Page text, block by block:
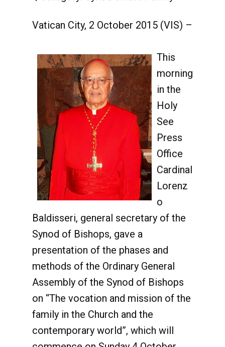
Vatican City, 2 October 2015 (VIS) –
This
morning
in the
Holy
See
Press
Office
Cardinal
Lorenz
o
Baldisseri, general secretary of the
Synod of Bishops, gave a
presentation of the phases and
methods of the Ordinary General
Assembly of the Synod of Bishops
on “The vocation and mission of the
family in the Church and the
contemporary world”, which will